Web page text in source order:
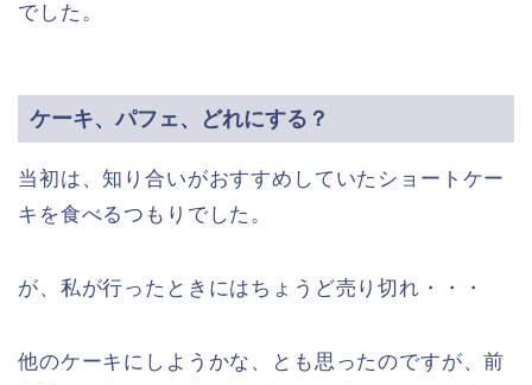
でした。
ケーキ、パフェ、どれにする？
当初は、知り合いがおすすめしていたショートケー
キを食べるつもりでした。
が、私が行ったときにはちょうど売り切れ・・・
他のケーキにしようかな、とも思ったのですが、前